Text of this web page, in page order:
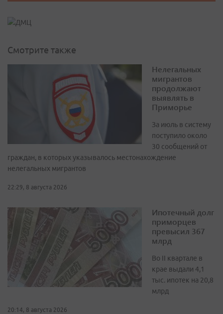
Смотрите также
Нелегальных
мигрантов
продолжают
выявлять в
Приморье
За июль в систему
поступило около
30 сообщений от
граждан, в которых указывалось местонахождение
нелегальных мигрантов
22:29, 8 августа 2026
Ипотечный долг
приморцев
превысил 367
млрд
Во II квартале в
крае выдали 4,1
тыс. ипотек на 20,8
млрд
20:14, 8 августа 2026